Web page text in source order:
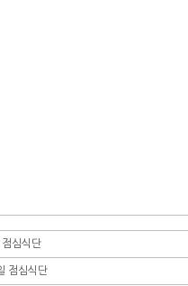
심식단
점심식단